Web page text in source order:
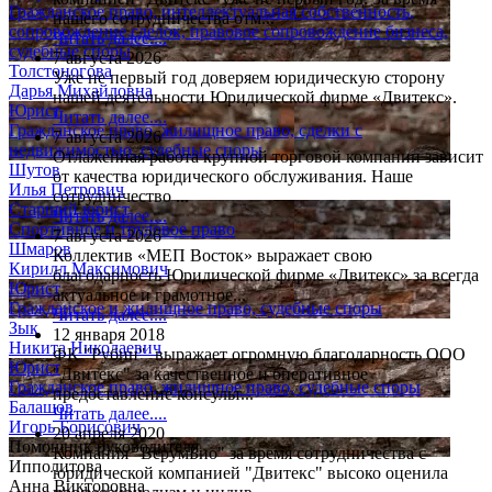
Гражданское право, интеллектуальная собственность,
сопровождение сделок, правовое сопровождение бизнеса,
судебные споры
Толстоногова
Дарья Михайловна
Юрист
Гражданское право, жилищное право, сделки с
недвижимостью, судебные споры
Шутов
Илья Петрович
Старший юрист
Спортивное и трудовое право
Шмаров
Кирилл Максимович
Юрист
Гражданское и жилищное право, судебные споры
Зык
Никита Николаевич
Юрист
Гражданское право, жилищное право, судебные споры
Балашов
Игорь Борисович
Помощник руководителя
Ипполитова
Анна Викторовна
нашего сотрудничества отм...
Читать далее....
7 августа 2026
Уже не первый год доверяем юридическую сторону
нашей деятельности Юридической фирме «Двитекс».
Читать далее....
7 августа 2026
Отлаженная работа крупной торговой компании зависит
от качества юридического обслуживания. Наше
сотрудничество ...
Читать далее....
7 августа 2026
Коллектив «МЕП Восток» выражает свою
благодарность Юридической фирме «Двитекс» за всегда
актуальное и грамотное...
Читать далее....
12 января 2018
ФК "Рубин" выражает огромную благодарность ООО
"Двитекс" за качественное и оперативное
предоставление консульт...
Читать далее....
20 апреля 2020
Компания "ВерумБио" за время сотрудничества с
юридической компанией "Двитекс" высоко оценила